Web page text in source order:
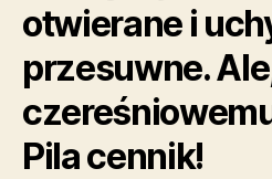
otwierane i
przesuwne.
Pila cennik!